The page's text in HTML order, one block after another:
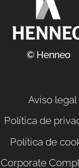
© Henneo
Aviso legal
Política de
Política de
Corporate